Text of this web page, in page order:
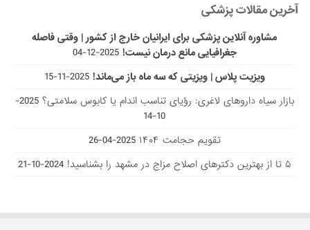
آخرین مقالات پزشکی
مشاوره آنلاین پزشکی برای ایرانیان خارج از کشور | وقتی فاصله
جغرافیایی مانع درمان نیست! 2025-12-04
ویزیت پلاس | ویزیتی که سه ماه باز می‌ماند! 2025-11-15
بازار سیاه داروهای لاغری: رؤیای تناسب اندام یا کابوس سلامتی؟
2025-
10-14
تقویم حجامت ۱۴۰۴
2025-04-26
۵ تا از بهترین دکتر‌های اصلاح مزاج در مشهد را بشناسید!
2024-10-21